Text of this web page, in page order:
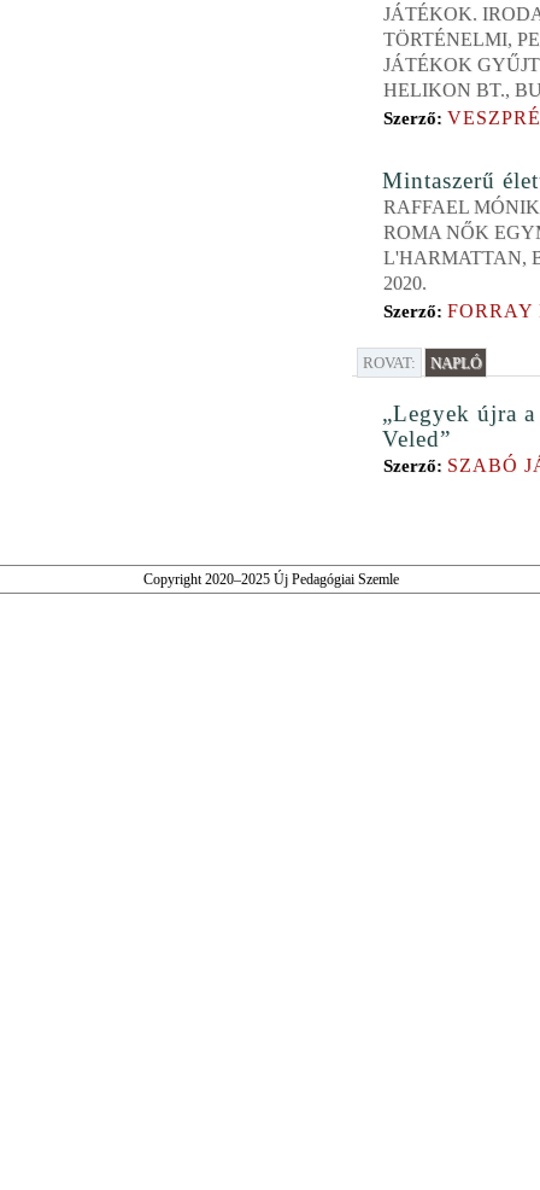
JÁTÉKOK.
TÖRTÉNELMI,
JÁTÉKOK
HELIKON BT.,
Szerző:
Mintaszerű
RAFFAEL
ROMA NŐK
L'HARMATTAN,
2020.
Szerző:
ROVAT: NAPLÓ
„Legyek újra a
Veled”
Szerző: SZABÓ
Copyright 2020–2025 Új Pedagógiai Szemle